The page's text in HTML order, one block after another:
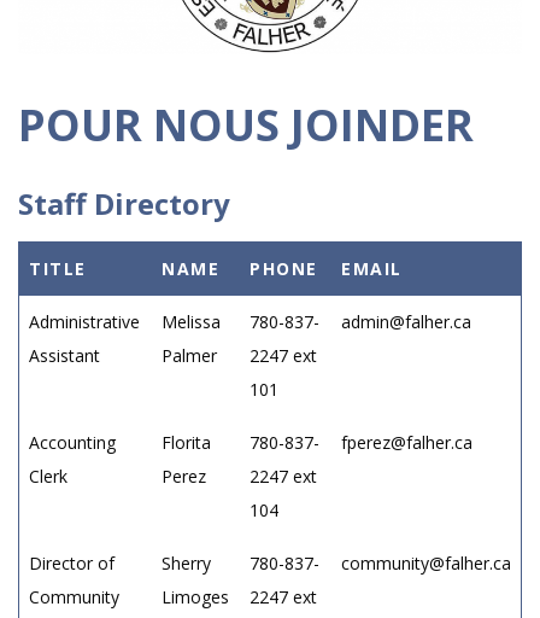
POUR NOUS JOINDER
Staff Directory
TITLE NAME PHONE EMAIL
Administrative
Assistant
Melissa
Palmer
780-837-
2247 ext
101
admin@falher.ca
Accounting
Clerk
Florita
Perez
780-837-
2247 ext
104
fperez@falher.ca
Director of
Community
Sherry
Limoges
780-837-
2247 ext
community@falher.ca